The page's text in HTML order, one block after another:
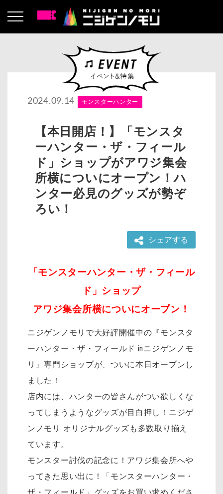
2024.09.14 モンスターハンター
【本日開店！】「モンスタ
ーハンター・ザ・フィール
ド」ショップがアワジ集会
所横についにオープン！ハ
ンター必見のグッズが勢ぞ
ろい！
シェアする
「モンスターハンター・ザ・フィール
ド」ショップ
アワジ集会所横についにオープン！
ニジゲンノモリで大好評開催中の『モンスタ
ーハンター・ザ・フィールド inニジゲンノモ
リ』専門ショップが、ついに本日オープンし
ました！
店内には、ハンターの皆さんがつい欲しくな
ってしまうようなグッズが目白押し！ニジゲ
ンノモリ オリジナルグッズも多数取り揃え
ています。
モンスター討伐の記念に！アワジ集会所へや
ってきた思い出に！「モンスターハンター・